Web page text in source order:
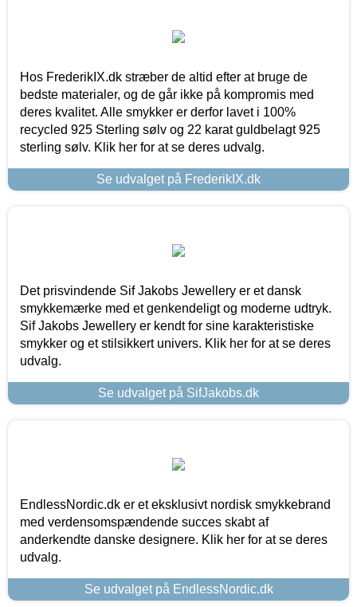
Hos FrederikIX.dk stræber de altid efter at bruge de
bedste materialer, og de går ikke på kompromis med
deres kvalitet. Alle smykker er derfor lavet i 100%
recycled 925 Sterling sølv og 22 karat guldbelagt 925
sterling sølv. Klik her for at se deres udvalg.
Se udvalget på FrederikIX.dk
Det prisvindende Sif Jakobs Jewellery er et dansk
smykkemærke med et genkendeligt og moderne udtryk.
Sif Jakobs Jewellery er kendt for sine karakteristiske
smykker og et stilsikkert univers. Klik her for at se deres
udvalg.
Se udvalget på SifJakobs.dk
EndlessNordic.dk er et eksklusivt nordisk smykkebrand
med verdensomspændende succes skabt af
anderkendte danske designere. Klik her for at se deres
udvalg.
Se udvalget på EndlessNordic.dk